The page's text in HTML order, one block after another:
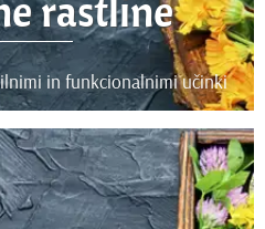
in funkcionalnimi učinki